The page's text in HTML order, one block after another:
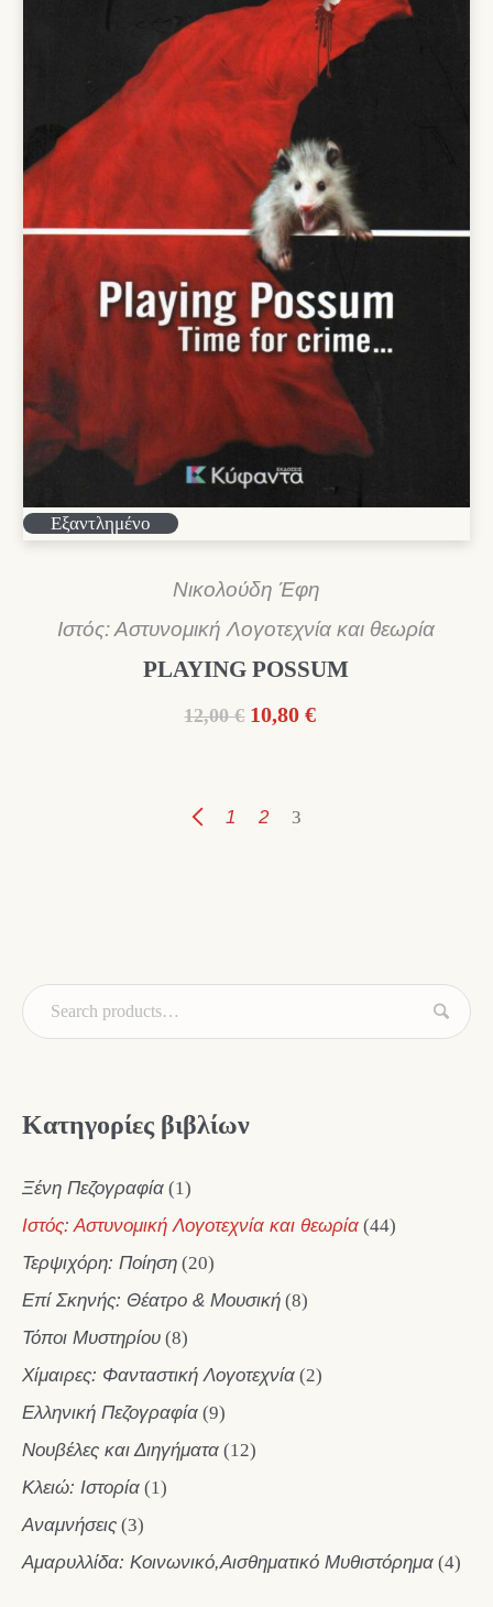
Εξαντλημένο
Νικολούδη Έφη
Ιστός: Αστυνομική Λογοτεχνία και θεωρία
PLAYING POSSUM
12,00 € Original
10,80 €Η
1 2 3
Κατηγορίες βιβλίων
Ξένη Πεζογραφία (1)
Ιστός: Αστυνομική Λογοτεχνία και θεωρία (44)
Τερψιχόρη: Ποίηση (20)
Επί Σκηνής: Θέατρο & Μουσική (8)
Τόποι Μυστηρίου (8)
Χίμαιρες: Φανταστική Λογοτεχνία (2)
Ελληνική Πεζογραφία (9)
Νουβέλες και Διηγήματα (12)
Κλειώ: Ιστορία (1)
Αναμνήσεις (3)
Αμαρυλλίδα: Κοινωνικό,Αισθηματικό Μυθιστόρημα (4)